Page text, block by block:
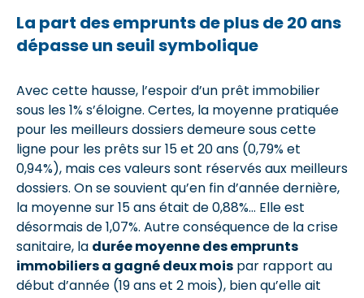
La part des emprunts de plus de 20 ans
dépasse un seuil symbolique
Avec cette hausse, l’espoir d’un prêt immobilier
sous les 1% s’éloigne. Certes, la moyenne pratiquée
pour les meilleurs dossiers demeure sous cette
ligne pour les prêts sur 15 et 20 ans (0,79% et
0,94%), mais ces valeurs sont réservés aux meilleurs
dossiers. On se souvient qu’en fin d’année dernière,
la moyenne sur 15 ans était de 0,88%… Elle est
désormais de 1,07%. Autre conséquence de la crise
sanitaire, la durée moyenne des emprunts
immobiliers a gagné deux mois par rapport au
début d’année (19 ans et 2 mois), bien qu’elle ait